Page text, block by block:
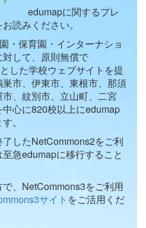
edumapに関するプレ
お読みください。
・保育園・インターナショ
して、原則無償で
した学校ウェブサイトを提
市、伊東市、東根市、那須
、紋別市、立山町、二宮
心に820校以上にedumap
。
したNetCommons2をご利
急edumapに移行すること
、NetCommons3をご利用
サイト をご活用くだ